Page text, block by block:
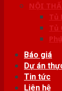
NỘI
Tủ
Tủ
Báo giá
Dự án
Tin tức
Liên hệ